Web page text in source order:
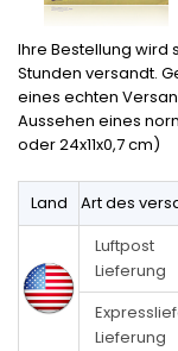
Ihre Bestellung wird
Stunden versandt.
eines echten
Aussehen eines
oder 24x11x0,7 cm)
Land Art des
Luftpost
Lieferung
Lieferung